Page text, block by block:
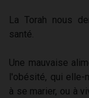
La Torah nous
santé.
Une mauvaise
l'obésité, qui
à se marier, ou à